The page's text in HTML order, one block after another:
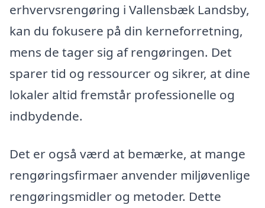
erhvervsrengøring i Vallensbæk Landsby,
kan du fokusere på din kerneforretning,
mens de tager sig af rengøringen. Det
sparer tid og ressourcer og sikrer, at dine
lokaler altid fremstår professionelle og
indbydende.
Det er også værd at bemærke, at mange
rengøringsfirmaer anvender miljøvenlige
rengøringsmidler og metoder. Dette